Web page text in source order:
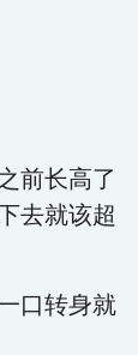
前长高了
去就该超
口转身就